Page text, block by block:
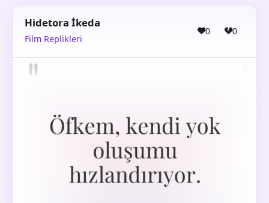
Hidetora İkeda
Film Replikleri
0 0